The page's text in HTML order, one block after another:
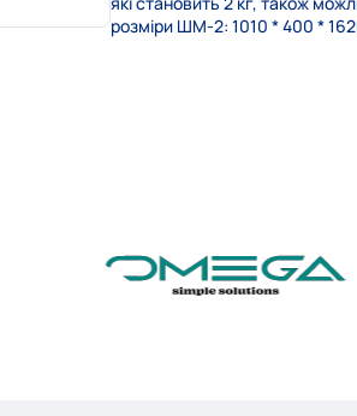
розміри ШМ-2: 1010 * 400 *